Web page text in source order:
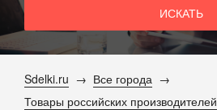
Sdelki.ru
Все города
Товары российских производителей